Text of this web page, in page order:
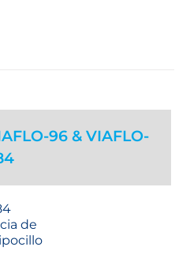
96 & VIAFLO-
de